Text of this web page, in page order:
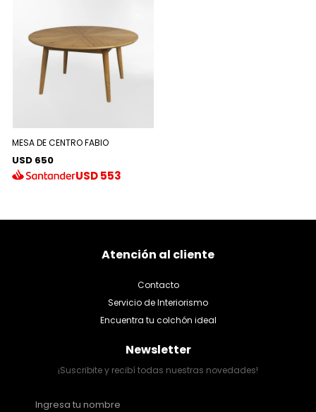
MESA DE CENTRO FABIO
USD 650
USD553
Atención al cliente
Contacto
Servicio de Interiorismo
Encuentra tu colchón ideal
Newsletter
¡Suscribite y recibí todas nuestras novedades!